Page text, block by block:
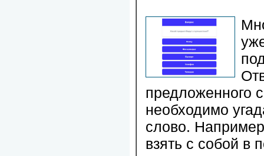
предложенного
необходимо
слово.
взять с собой в